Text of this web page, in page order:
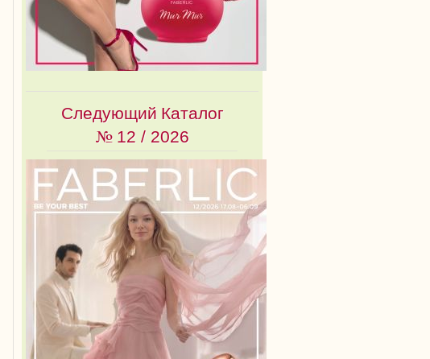
Следующий Каталог
№ 12 / 2026